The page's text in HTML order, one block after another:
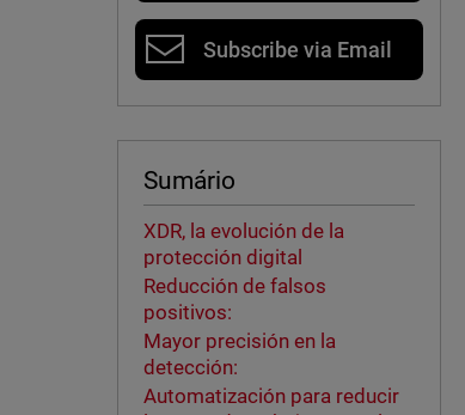
Subscribe via Email
Sumário
XDR, la evolución de la
protección digital
Reducción de falsos
positivos:
Mayor precisión en la
detección:
Automatización para reducir